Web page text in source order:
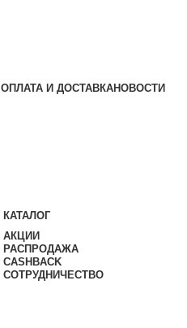
ОПЛАТА И ДОСТАВКАНОВОСТИ
КАТАЛОГ
АКЦИИ
РАСПРОДАЖА
CASHBACK
СОТРУДНИЧЕСТВО